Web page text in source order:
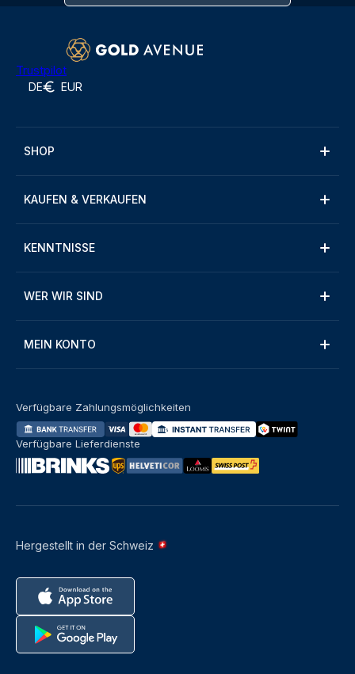
Trustpilot
DE EUR
SHOP
KAUFEN & VERKAUFEN
KENNTNISSE
WER WIR SIND
MEIN KONTO
Hergestellt in der Schweiz
Verfügbare Zahlungsmöglichkeiten
Verfügbare Lieferdienste